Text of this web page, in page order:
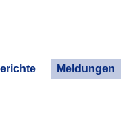
Meldungen